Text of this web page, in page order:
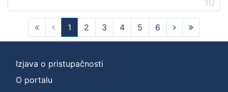
1
(current)
2 3 4 5 6
Izjava o pristupačnosti
O portalu